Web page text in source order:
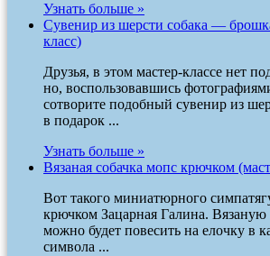
Узнать больше »
Сувенир из шерсти собака —
класс)
Друзья, в этом мастер-классе нет
но, воспользовавшись
сотворите подобный сувенир из
в подарок ...
Узнать больше »
Вязаная собачка мопс крючком
Вот такого миниатюрного
крючком Зацарная Галина.
можно будет повесить на елочку в
символа ...